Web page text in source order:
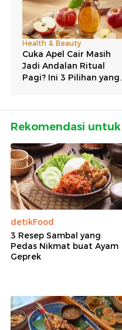
Rekomendasi
detikFood
3 Resep Sambal yang
Pedas Nikmat buat Ayam
Geprek